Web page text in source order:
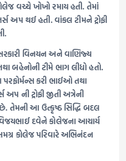
વચ્ચે ખોખો રમાય હતી. તેમાં
અપ થઈ હતી. વાંકલ ટીમને ટ્રોફી
સરકારી વિનયન અને વાણિજ્ય
બહેનોની ટીમે ભાગ લીધો હતો.
કરી ભાઈઓ તથા
ની ટ્રોફી જીતી અત્રેની
તેમની આ ઉત્કૃષ્ઠ સિદ્ધિ બદલ
દવેને કોલેજના આચાર્ય
કોલેજ પરિવારે અભિનંદન